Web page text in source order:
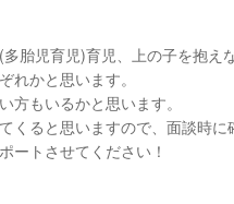
胎児育児)育児、上の子を抱え
れかと思います。
方もいるかと思います。
くると思いますので、面談時
ートさせてください！